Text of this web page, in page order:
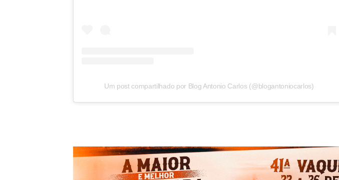
Um post compartilhado por Blog Antonio Carlos (@blogantoniocarlos)